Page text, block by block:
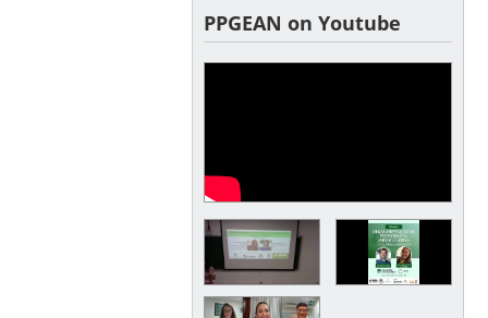
PPGEAN on Youtube